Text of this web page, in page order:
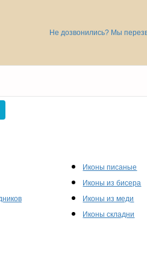
Не дозвонились? Мы
Иконы писаные
Иконы из бисера
Иконы из меди
Иконы складни